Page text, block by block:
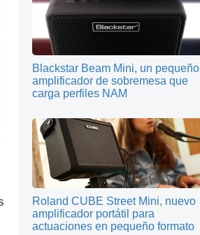
Blackstar Beam Mini, un pequeño
amplificador de sobremesa que
carga perfiles NAM
Roland CUBE Street Mini, nuevo
amplificador portátil para
actuaciones en pequeño formato